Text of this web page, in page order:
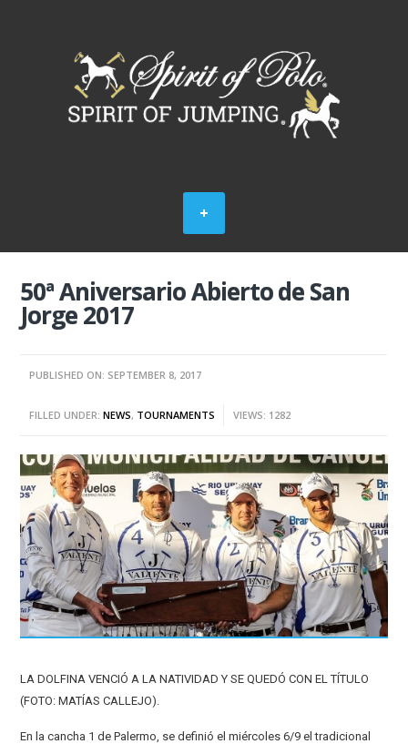
50ª Aniversario Abierto de San
Jorge 2017
PUBLISHED ON: SEPTEMBER 8, 2017
FILLED UNDER:NEWS, TOURNAMENTS VIEWS: 1282
LA DOLFINA VENCIÓ A LA NATIVIDAD Y SE QUEDÓ CON EL TÍTULO
(FOTO: MATÍAS CALLEJO).
En la cancha 1 de Palermo, se definió el miércoles 6/9 el tradicional